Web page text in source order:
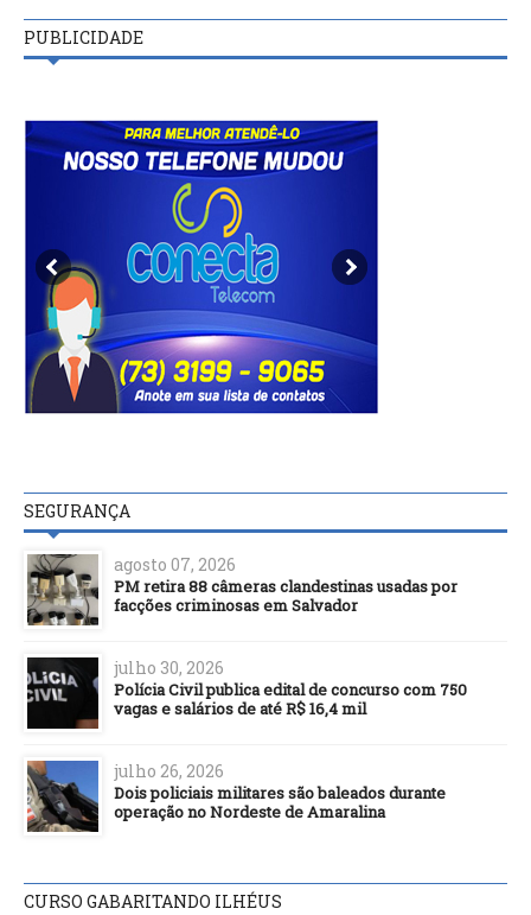
PUBLICIDADE
SEGURANÇA
agosto 07, 2026
PM retira 88 câmeras clandestinas usadas por
facções criminosas em Salvador
julho 30, 2026
Polícia Civil publica edital de concurso com 750
vagas e salários de até R$ 16,4 mil
julho 26, 2026
Dois policiais militares são baleados durante
operação no Nordeste de Amaralina
CURSO GABARITANDO ILHÉUS